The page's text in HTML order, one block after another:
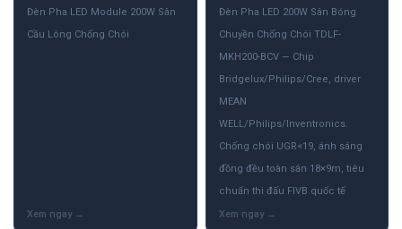
Đèn Pha LED Module 200W Sân
Cầu Lông Chống Chói
Đèn Pha LED 200W Sân Bóng
Chuyền Chống Chói TDLF-
MKH200-BCV — Chip
Bridgelux/Philips/Cree, driver
MEAN
WELL/Philips/Inventronics.
Chống chói UGR<19, ánh sáng
đồng đều toàn sân 18×9m, tiêu
chuẩn thi đấu FIVB quốc tế